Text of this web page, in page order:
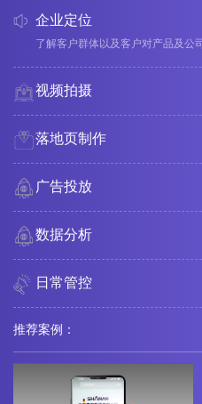
企业定位
了解客户群体以及客户对产品及公
视频拍摄
落地页制作
广告投放
数据分析
日常管控
推荐案例：